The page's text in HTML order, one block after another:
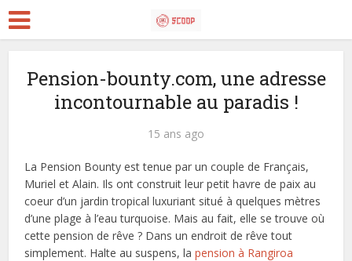
Pension-bounty.com, une adresse
incontournable au paradis !
15 ans ago
La Pension Bounty est tenue par un couple de Français,
Muriel et Alain. Ils ont construit leur petit havre de paix au
coeur d’un jardin tropical luxuriant situé à quelques mètres
d’une plage à l’eau turquoise. Mais au fait, elle se trouve où
cette pension de rêve ? Dans un endroit de rêve tout
simplement. Halte au suspens, lapension à Rangiroa